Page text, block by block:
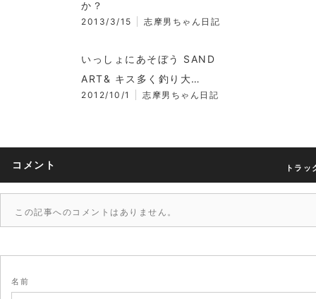
か？
2013/3/15 志摩男ちゃん日記
いっしょにあそぼう SAND
ART& キス多く釣り大…
2012/10/1 志摩男ちゃん日記
コメント トラ
この記事へのコメントはありません。
名前